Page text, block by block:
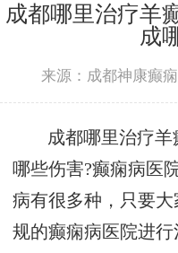
成都哪里治疗羊
成
来源：成都神康癫
成都哪里治疗
哪些伤害?癫痫病医
病有很多种，只要
规的癫痫病医院进